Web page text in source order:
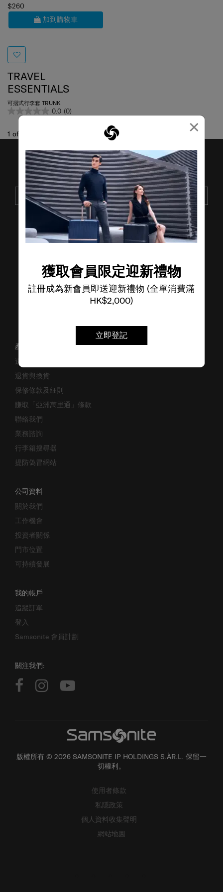
×
獲取會員限定迎新禮物
註冊成為新會員即送迎新禮物 (全單消費滿
HK$2,000)
立即登記
$260
加到購物車
TRAVEL
ESSENTIALS
可摺式行李套 TRUNK
0.0 (0)
1 of
接收SAMSONITE的最新消息
提交
了解其他品牌
產品支援/常見問題
送貨安排
退貨與換貨
保修條款及細則
賺取「亞洲萬里通」條款
聯絡我們
業務諮詢
行李箱搜尋器
提防偽冒網站
公司資料
關於我們
工作機會
投資者關係
門市位置
可持續發展
我的帳戶
追蹤訂單
登入
Samsonite 會員計劃
關注我們:
版權所有 © 2026 SAMSONITE IP HOLDINGS S.ÀR.L. 保留一
切權利。
使用者條款
私隱政策
個人資料收集聲明
網站地圖